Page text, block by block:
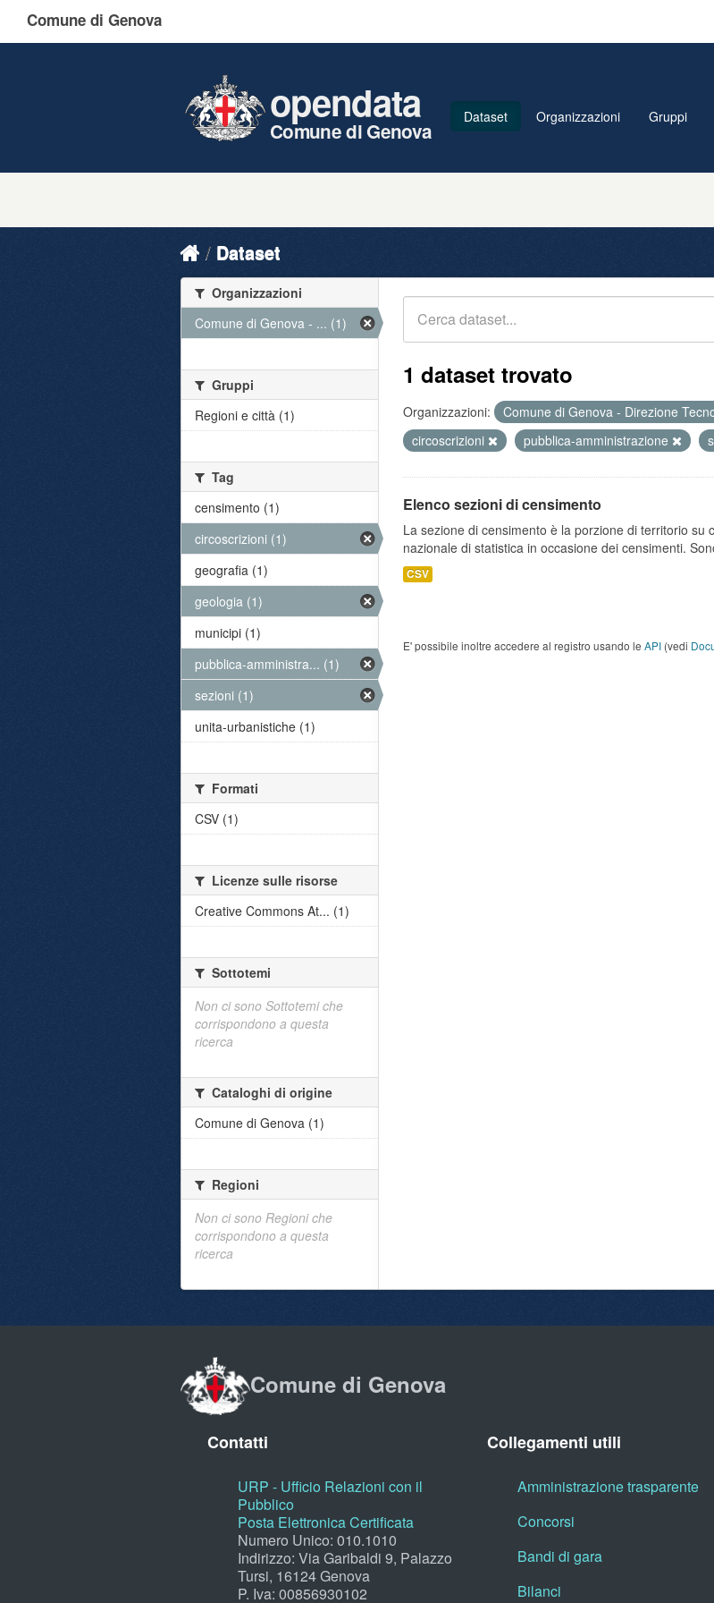
Comune di Genova
opendata
Comune di Genova
Dataset Organizzazioni Gruppi
Dataset
1 dataset trovato
Organizzazioni: Comune di Genova - Direzione
circoscrizioni
pubblica-amministrazione
Elenco sezioni di censimento
La sezione di censimento è la porzione di territorio su
nazionale di statistica in occasione dei censimenti.
CSV
E' possibile inoltre accedere al registro usando le API (vedi
Organizzazioni
Comune di Genova - ... (1)
Gruppi
Regioni e città (1)
Tag
censimento (1)
circoscrizioni (1)
geografia (1)
geologia (1)
municipi (1)
pubblica-amministra... (1)
sezioni (1)
unita-urbanistiche (1)
Formati
CSV (1)
Licenze sulle risorse
Creative Commons At... (1)
Sottotemi
Non ci sono Sottotemi che
corrispondono a questa
ricerca
Cataloghi di origine
Comune di Genova (1)
Regioni
Non ci sono Regioni che
corrispondono a questa
ricerca
Comune di Genova
Contatti
URP - Ufficio Relazioni con il
Pubblico
Posta Elettronica Certificata
Numero Unico: 010.1010
Indirizzo: Via Garibaldi 9, Palazzo
Tursi, 16124 Genova
P. Iva: 00856930102
Collegamenti utili
Amministrazione trasparente
Concorsi
Bandi di gara
Bilanci